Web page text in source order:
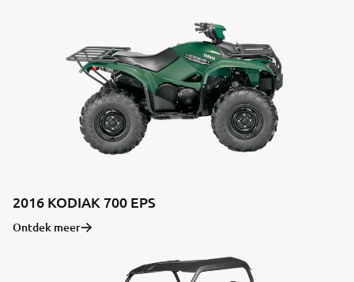
2016 KODIAK 700 EPS
Ontdek meer